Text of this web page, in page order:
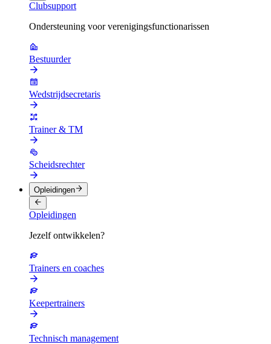
Clubsupport
Ondersteuning voor verenigingsfunctionarissen
Bestuurder
Wedstrijdsecretaris
Trainer & TM
Scheidsrechter
Opleidingen
Opleidingen
Jezelf ontwikkelen?
Trainers en coaches
Keepertrainers
Technisch management